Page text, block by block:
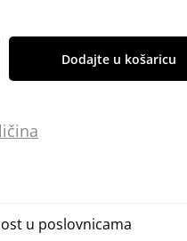
Dodajte u košaricu
ičina
u poslovnicama